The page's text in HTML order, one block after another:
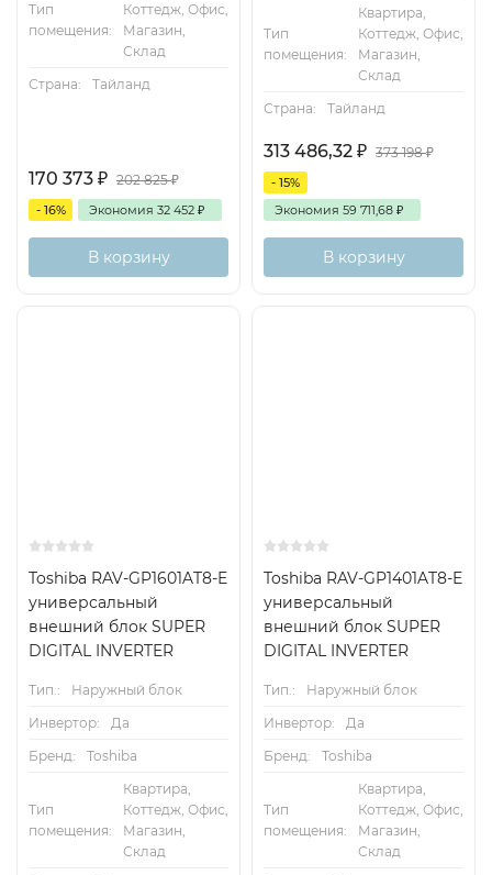
Тип
помещения:
Коттедж, Офис,
Магазин,
Склад
Страна:
Тайланд
170 373 ₽ 202 825₽
- 16% Экономия 32 452 ₽
В корзину
Тип
помещения:
Квартира,
Коттедж, Офис,
Магазин,
Склад
Страна:
Тайланд
313 486,32 ₽ 373 198₽
- 15%
Экономия 59 711,68 ₽
В корзину
Toshiba RAV-GP1601AT8-E
универсальный
внешний блок SUPER
DIGITAL INVERTER
Тип.:
Наружный блок
Инвертор:
Да
Бренд:
Toshiba
Тип
помещения:
Квартира,
Коттедж, Офис,
Магазин,
Склад
Toshiba RAV-GP1401AT8-E
универсальный
внешний блок SUPER
DIGITAL INVERTER
Тип.:
Наружный блок
Инвертор:
Да
Бренд:
Toshiba
Тип
помещения:
Квартира,
Коттедж, Офис,
Магазин,
Склад